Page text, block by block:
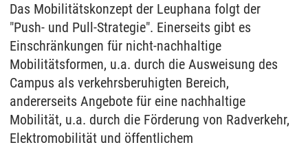
Das Mobilitätskonzept der Leuphana folgt der
"Push- und Pull-Strategie". Einerseits gibt es
Einschränkungen für nicht-nachhaltige
Mobilitätsformen, u.a. durch die Ausweisung des
Campus als verkehrsberuhigten Bereich,
andererseits Angebote für eine nachhaltige
Mobilität, u.a. durch die Förderung von Radverkehr,
Elektromobilität und öffentlichem